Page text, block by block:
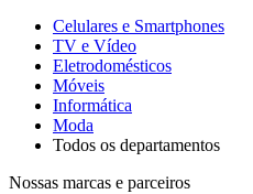
Celulares e Smartphones
TV e Vídeo
Eletrodomésticos
Móveis
Informática
Moda
Todos os departamentos
Nossas marcas e parceiros